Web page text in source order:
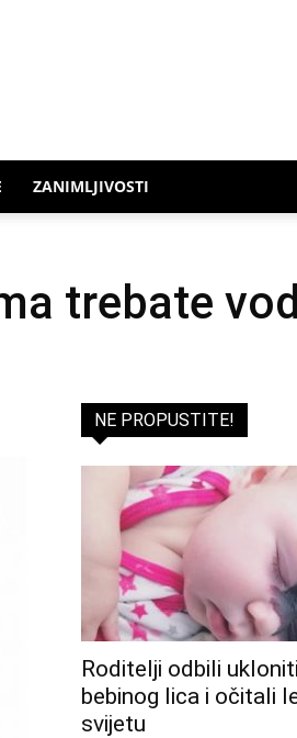
ZANIMLJIVOSTI
trebate
NE PROPUSTITE!
Roditelji odbili
bebinog lica i očitali
svijetu